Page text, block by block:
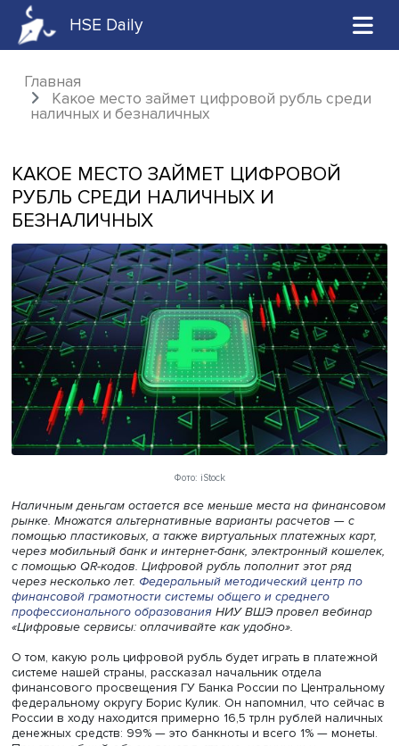
HSE Daily
Главная
Какое место займет цифровой рубль
КАКОЕ МЕСТО ЗАЙМЕТ ЦИФРОВОЙ
РУБЛЬ СРЕДИ НАЛИЧНЫХ И
БЕЗНАЛИЧНЫХ
Фото: iStock
Наличным деньгам остается все меньше места на
рынке. Множатся альтернативные варианты расчетов —
помощью пластиковых, а также виртуальных платежных
через мобильный банк и интернет-банк, электронный
с помощью QR-кодов. Цифровой рубль пополнит этот
через несколько лет.Федеральный методический
финансовой грамотности системы общего и среднего
профессионального образования НИУ ВШЭ провел
«Цифровые сервисы: оплачивайте как удобно».